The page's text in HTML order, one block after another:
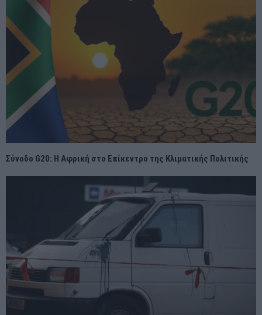
Σύνοδο G20: Η Αφρική στο Επίκεντρο της Κλιματικής Πολιτικής